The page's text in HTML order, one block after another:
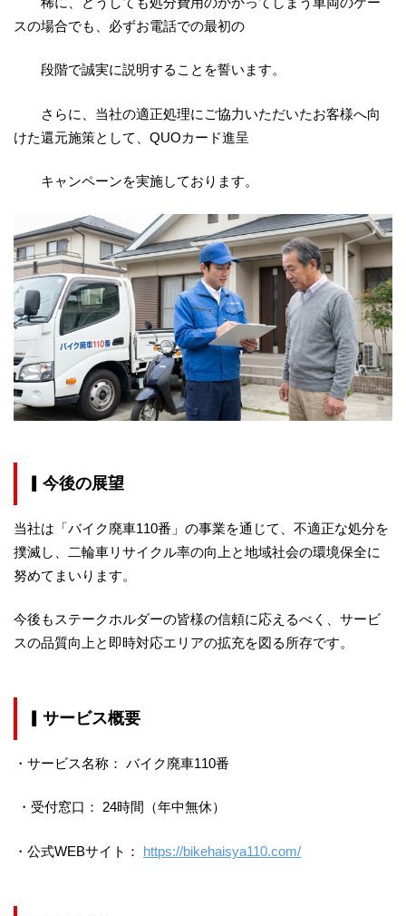
スの場合でも、必ずお電話での最初の
段階で誠実に説明することを誓います。
さらに、当社の適正処理にご協力いただいたお客様へ向
けた還元施策として、QUOカード進呈
キャンペーンを実施しております。
今後の展望
当社は「バイク廃車110番」の事業を通じて、不適正な処分を
撲滅し、二輪車リサイクル率の向上と地域社会の環境保全に
努めてまいります。
今後もステークホルダーの皆様の信頼に応えるべく、サービ
スの品質向上と即時対応エリアの拡充を図る所存です。
サービス概要
・サービス名称： バイク廃車110番
・受付窓口： 24時間（年中無休）
・公式WEBサイト： https://bikehaisya110.com/